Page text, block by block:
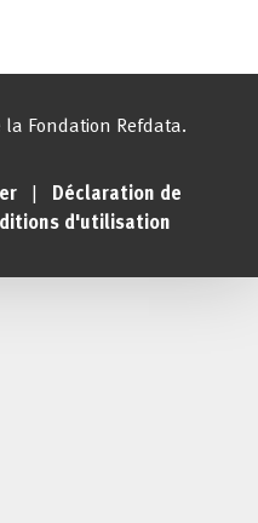
la Fondation Refdata.
|
Déclaration de
d'utilisation